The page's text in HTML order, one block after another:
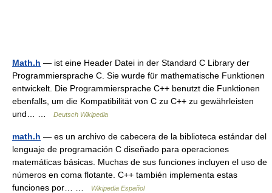
Math.h — ist eine Header Datei in der Standard C Library der
Programmiersprache C. Sie wurde für mathematische Funktionen
entwickelt. Die Programmiersprache C++ benutzt die Funktionen
ebenfalls, um die Kompatibilität von C zu C++ zu gewährleisten
und… …
Deutsch Wikipedia
math.h — es un archivo de cabecera de la biblioteca estándar del
lenguaje de programación C diseñado para operaciones
matemáticas básicas. Muchas de sus funciones incluyen el uso de
números en coma flotante. C++ también implementa estas
funciones por… …
Wikipedia Español